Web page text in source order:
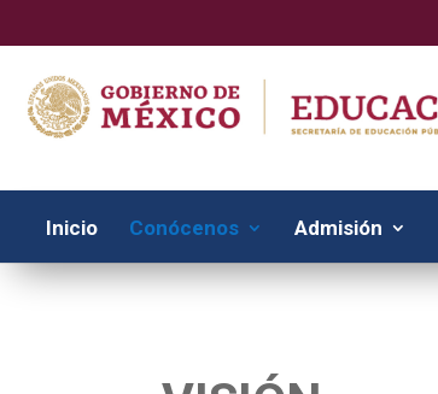
Inicio Conócenos Admisión